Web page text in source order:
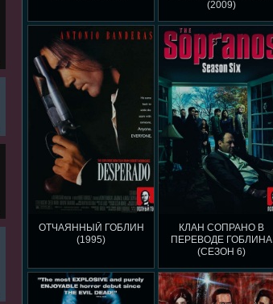
(2009)
ОТЧАЯННЫЙ ГОБЛИН
(1995)
КЛАН СОПРАНО В
ПЕРЕВОДЕ ГОБЛИНА
(СЕЗОН 6)